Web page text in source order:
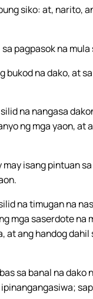
siko: at, narito,
pagpasok na mula
na dako, at
na nangasa
ng mga yaon, at
isang pintuan
na timugan na
mga saserdote na
at ang handog
sa banal na dako